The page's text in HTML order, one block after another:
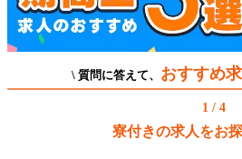
\ 質問に答えて、 おすすめ
1 / 4
寮付きの求人をお